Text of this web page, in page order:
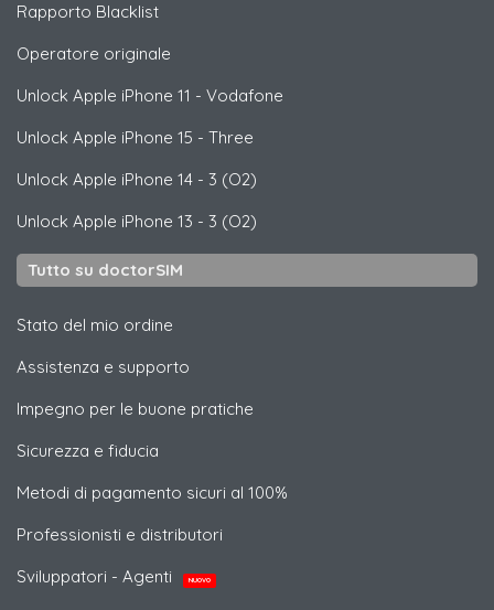
Rapporto Blacklist
Operatore originale
Unlock Apple iPhone 11 - Vodafone
Unlock Apple iPhone 15 - Three
Unlock Apple iPhone 14 - 3 (O2)
Unlock Apple iPhone 13 - 3 (O2)
Tutto su doctorSIM
Stato del mio ordine
Assistenza e supporto
Impegno per le buone pratiche
Sicurezza e fiducia
Metodi di pagamento sicuri al 100%
Professionisti e distributori
Sviluppatori - Agenti
NUOVO